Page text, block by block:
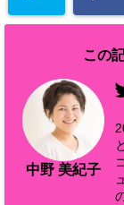
この
中野 美紀子